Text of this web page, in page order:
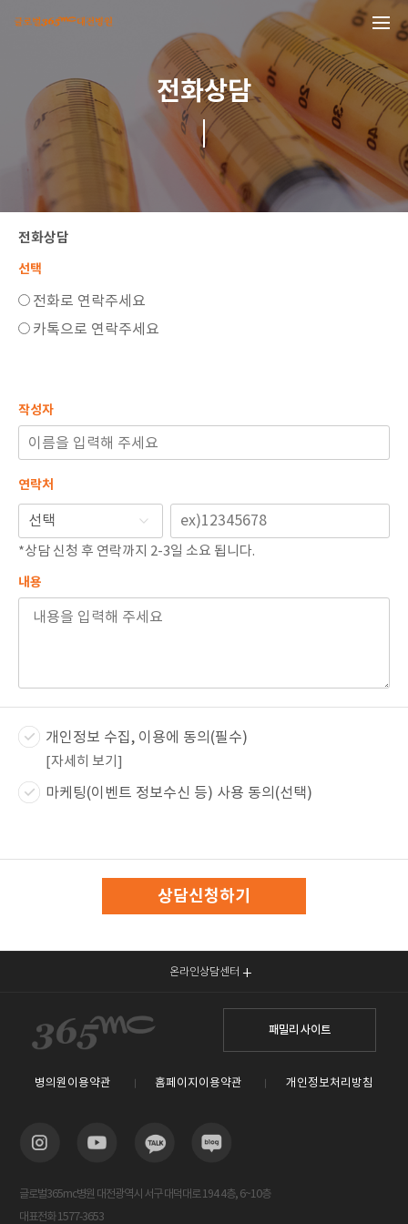
전화상담
전화상담
선택
전화로 연락주세요
카톡으로 연락주세요
작성자
연락처
*상담 신청 후 연락까지 2-3일 소요 됩니다.
내용
개인정보 수집, 이용에 동의(필수)
[자세히 보기]
마케팅(이벤트 정보수신 등) 사용 동의(선택)
상담신청하기
온라인상담센터
패밀리 사이트
병의원이용약관 홈페이지이용약관 개인정보처리방침
글로벌365mc병원 대전광역시 서구 대덕대로 194 4층, 6~10층
대표전화 1577-3653